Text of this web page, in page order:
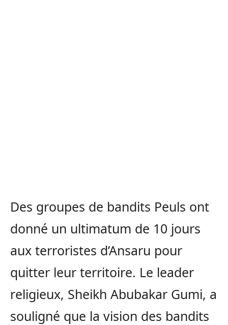
Des groupes de bandits Peuls ont
donné un ultimatum de 10 jours
aux terroristes d’Ansaru pour
quitter leur territoire. Le leader
religieux, Sheikh Abubakar Gumi, a
souligné que la vision des bandits